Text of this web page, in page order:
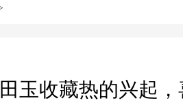
玉收藏热的兴起